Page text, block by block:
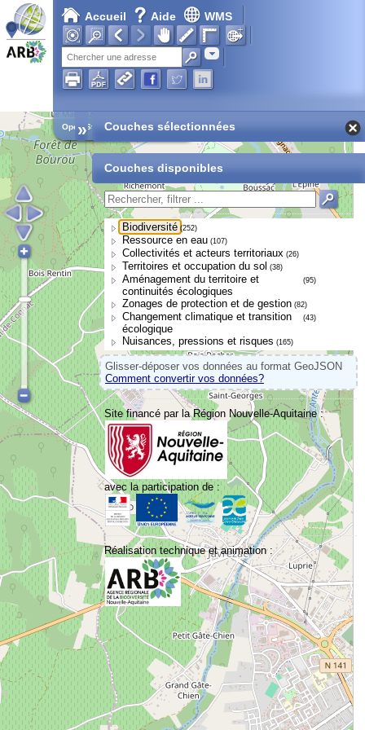
Accueil Aide WMS
Adresse
Open Street Map
» Couches sélectionnées
Couches disponibles
Biodiversité (252)
Ressource en eau (107)
Collectivités et acteurs territoriaux (26)
Territoires et occupation du sol (38)
Aménagement du territoire et
continuités écologiques
(95)
Zonages de protection et de gestion (82)
Changement climatique et transition
écologique
(43)
Nuisances, pressions et risques (165)
Glisser-déposer vos données au format GeoJSON
Comment convertir vos données?
Site financé par la Région Nouvelle-Aquitaine :
avec la participation de :
Réalisation technique et animation :